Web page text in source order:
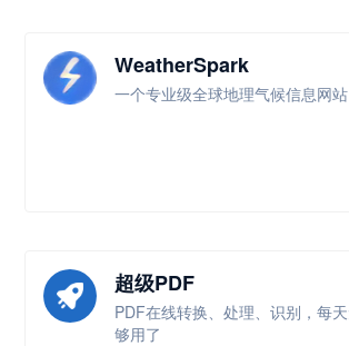
WeatherSpark
一个专业级全球地理气候信息网站
超级PDF
PDF在线转换、处理、识别，每
够用了